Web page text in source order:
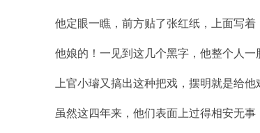
他定眼一瞧，前方贴了张红纸，上面写着
他娘的！一见到这几个黑字，他整个人一
上官小璿又搞出这种把戏，摆明就是给他
虽然这四年来，他们表面上过得相安无事